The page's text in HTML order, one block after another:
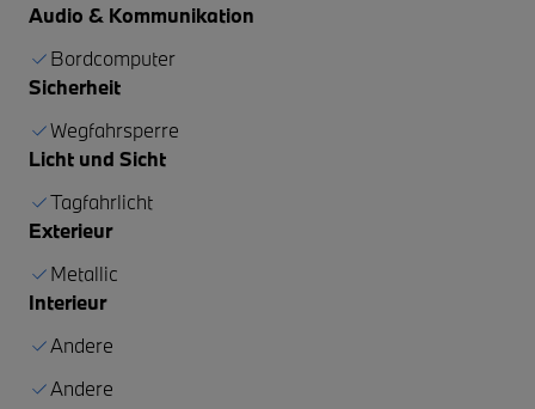
Audio & Kommunikation
Bordcomputer
Sicherheit
Wegfahrsperre
Licht und Sicht
Tagfahrlicht
Exterieur
Metallic
Interieur
Andere
Andere